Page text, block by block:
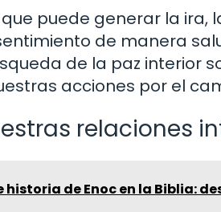
puede generar la ira,
de manera
de la paz interior
acciones por el
relaciones
de Enoc en la Biblia: